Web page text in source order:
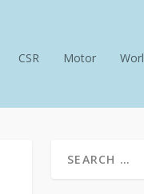
CSR Motor